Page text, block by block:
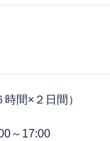
間×２日間）
～17:00